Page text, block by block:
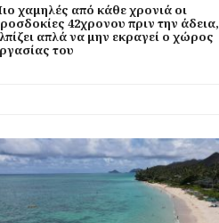
χαμηλές από κάθε χρονιά οι
42χρονου πριν την άδεια,
απλά να μην εκραγεί ο χώρος
του